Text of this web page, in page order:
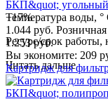
Температура воды,
Ресурс/срок работы,
Читать дальше
−17%
1.044 руб.
1.253 руб.
Вы экономите: 209
Картридж для